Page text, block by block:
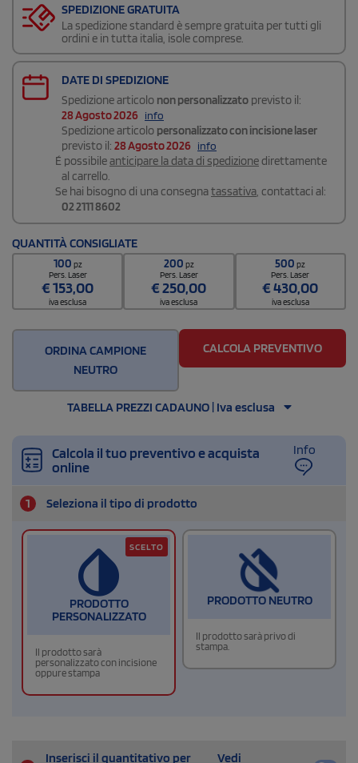
SPEDIZIONE GRATUITA
La spedizione standard è sempre gratuita per tutti gli
ordini e in tutta italia, isole comprese.
DATE DI SPEDIZIONE
Spedizione articolo non personalizzato previsto il:
28 Agosto 2026 info
Spedizione articolo personalizzato con incisione laser
previsto il: 28 Agosto 2026 info
É possibileanticipare la data di spedizionedirettamente
al carrello.
Se hai bisogno di una consegnatassativa, contattaci al:
02 2111 8602
QUANTITÀ CONSIGLIATE
100 pz
Pers. Laser
€153,00
iva esclusa
200 pz
Pers. Laser
€250,00
iva esclusa
500pz
Pers. Laser
€430,00
iva esclusa
ORDINA CAMPIONE
NEUTRO
CALCOLA PREVENTIVO
TABELLA PREZZI CADAUNO | Iva esclusa
Calcola il tuo preventivo e acquista
online
Info
1 Seleziona il tipo di prodotto
PRODOTTO
PERSONALIZZATO
Il prodotto sarà
personalizzato con incisione
oppure stampa
SCELTO
PRODOTTO NEUTRO
Il prodotto sarà privo di
stampa.
Inserisci il quantitativo per
Vedi